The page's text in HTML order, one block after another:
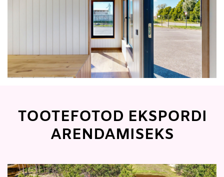
TOOTEFOTOD EKSPORDI
ARENDAMISEKS